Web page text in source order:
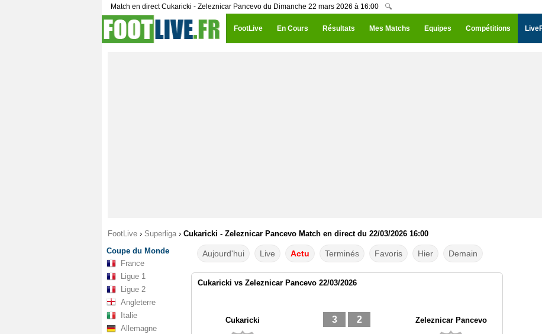
Match en direct Cukaricki - Zeleznicar Pancevo du Dimanche 22 mars 2026 à 16:00 🔍
FootLive En Cours Résultats Mes Matchs Equipes Compétitions
FootLive › Superliga › Cukaricki - Zeleznicar Pancevo Match en direct du 22/03/2026 16:00
Coupe du Monde
France
Ligue 1
Ligue 2
Angleterre
Italie
Allemagne
Aujourd'hui Live Actu Terminés Favoris Hier Demain
Cukaricki vs Zeleznicar Pancevo 22/03/2026
Cukaricki 3 2 Zeleznicar Pancevo